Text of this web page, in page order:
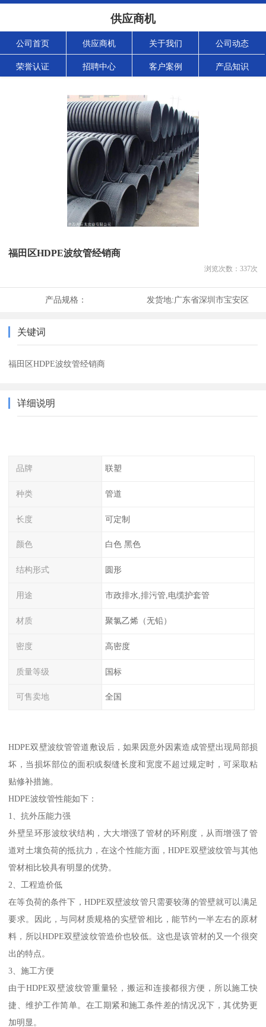
供应商机
公司首页 供应商机 关于我们 公司动态
荣誉认证 招聘中心 客户案例 产品知识
福田区HDPE波纹管经销商
浏览次数： 337次
产品规格： 发货地:广东省深圳市宝安区
关键词
福田区HDPE波纹管经销商
详细说明
品牌 联塑
种类 管道
长度 可定制
颜色 白色 黑色
结构形式 圆形
用途 市政排水,排污管,电缆护套管
材质 聚氯乙烯（无铅）
密度 高密度
质量等级 国标
可售卖地 全国
HDPE双壁波纹管管道敷设后，如果因意外因素造成管壁出现局部损
坏，当损坏部位的面积或裂缝长度和宽度不超过规定时，可采取粘
贴修补措施。
HDPE波纹管性能如下：
1、抗外压能力强
外壁呈环形波纹状结构，大大增强了管材的环刚度，从而增强了管
道对土壤负荷的抵抗力，在这个性能方面，HDPE双壁波纹管与其他
管材相比较具有明显的优势。
2、工程造价低
在等负荷的条件下，HDPE双壁波纹管只需要较薄的管壁就可以满足
要求。因此，与同材质规格的实壁管相比，能节约一半左右的原材
料，所以HDPE双壁波纹管造价也较低。这也是该管材的又一个很突
出的特点。
3、施工方便
由于HDPE双壁波纹管重量轻，搬运和连接都很方便，所以施工快
捷、维护工作简单。在工期紧和施工条件差的情况况下，其优势更
加明显。